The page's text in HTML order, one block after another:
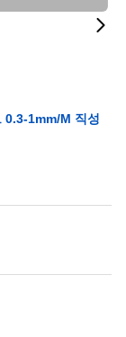
0.3-1mm/m 직성